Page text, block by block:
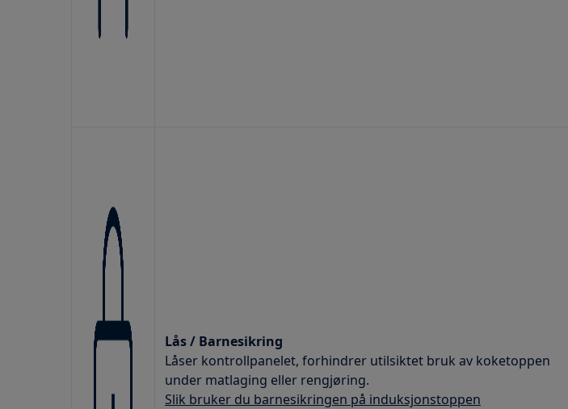
Lås / Barnesikring
Låser kontrollpanelet, forhindrer utilsiktet bruk av koketoppen
under matlaging eller rengjøring.
Slik bruker du barnesikringen på induksjonstoppen